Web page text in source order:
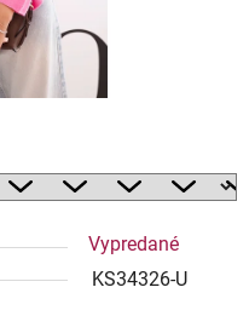
Vypredané
KS34326-U